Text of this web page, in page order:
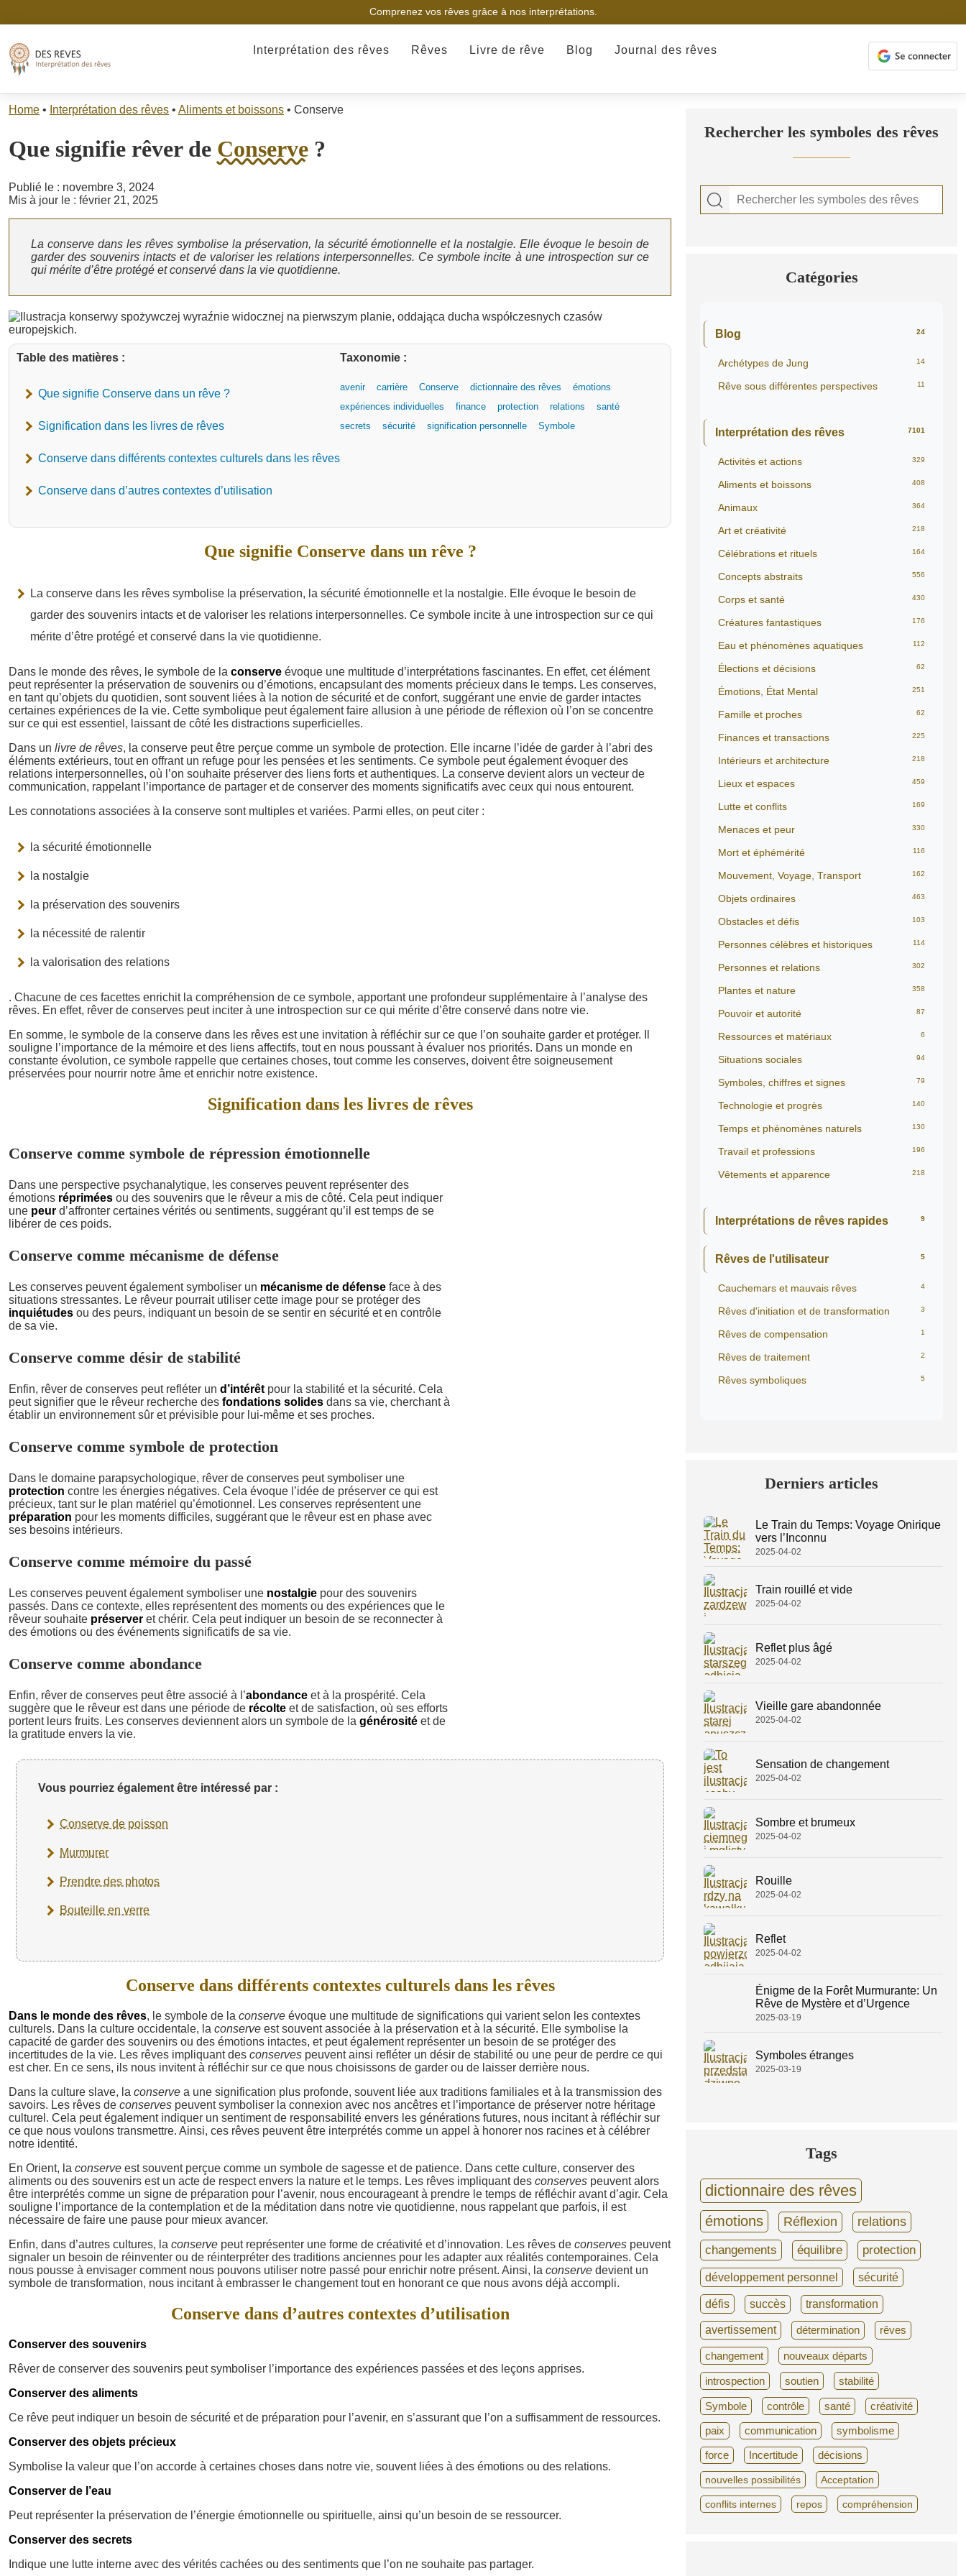
Comprenez vos rêves grâce à nos interprétations.
Interprétation des rêves Rêves Livre de rêve Blog Journal des rêves
Home • Interprétation des rêves • Aliments et boissons • Conserve
Que signifie rêver de Conserve ?
Publié le : novembre 3, 2024
Mis à jour le : février 21, 2025
La conserve dans les rêves symbolise la préservation, la sécurité émotionnelle et la nostalgie. Elle évoque le besoin de
garder des souvenirs intacts et de valoriser les relations interpersonnelles. Ce symbole incite à une introspection sur ce
qui mérite d’être protégé et conservé dans la vie quotidienne.
Table des matières :
Que signifie Conserve dans un rêve ?
Signification dans les livres de rêves
Conserve dans différents contextes culturels dans les rêves
Conserve dans d’autres contextes d’utilisation
Taxonomie :
avenir carrière Conserve dictionnaire des rêves
émotions
expériences individuelles
finance protection relations
santé
secrets
sécurité signification personnelle Symbole
Que signifie Conserve dans un rêve ?
La conserve dans les rêves symbolise la préservation, la sécurité émotionnelle et la nostalgie. Elle évoque le besoin de
garder des souvenirs intacts et de valoriser les relations interpersonnelles. Ce symbole incite à une introspection sur ce qui
mérite d’être protégé et conservé dans la vie quotidienne.
Dans le monde des rêves, le symbole de la conserve évoque une multitude d’interprétations fascinantes. En effet, cet élément
peut représenter la préservation de souvenirs ou d’émotions, encapsulant des moments précieux dans le temps. Les conserves,
en tant qu’objets du quotidien, sont souvent liées à la notion de sécurité et de confort, suggérant une envie de garder intactes
certaines expériences de la vie. Cette symbolique peut également faire allusion à une période de réflexion où l’on se concentre
sur ce qui est essentiel, laissant de côté les distractions superficielles.
Dans un livre de rêves, la conserve peut être perçue comme un symbole de protection. Elle incarne l’idée de garder à l’abri des
éléments extérieurs, tout en offrant un refuge pour les pensées et les sentiments. Ce symbole peut également évoquer des
relations interpersonnelles, où l’on souhaite préserver des liens forts et authentiques. La conserve devient alors un vecteur de
communication, rappelant l’importance de partager et de conserver des moments significatifs avec ceux qui nous entourent.
Les connotations associées à la conserve sont multiples et variées. Parmi elles, on peut citer :
la sécurité émotionnelle
la nostalgie
la préservation des souvenirs
la nécessité de ralentir
la valorisation des relations
. Chacune de ces facettes enrichit la compréhension de ce symbole, apportant une profondeur supplémentaire à l’analyse des
rêves. En effet, rêver de conserves peut inciter à une introspection sur ce qui mérite d’être conservé dans notre vie.
En somme, le symbole de la conserve dans les rêves est une invitation à réfléchir sur ce que l’on souhaite garder et protéger. Il
souligne l’importance de la mémoire et des liens affectifs, tout en nous poussant à évaluer nos priorités. Dans un monde en
constante évolution, ce symbole rappelle que certaines choses, tout comme les conserves, doivent être soigneusement
préservées pour nourrir notre âme et enrichir notre existence.
Signification dans les livres de rêves
Conserve comme symbole de répression émotionnelle
Dans une perspective psychanalytique, les conserves peuvent représenter des
émotions réprimées ou des souvenirs que le rêveur a mis de côté. Cela peut indiquer
une peur d’affronter certaines vérités ou sentiments, suggérant qu’il est temps de se
libérer de ces poids.
Conserve comme mécanisme de défense
Les conserves peuvent également symboliser un mécanisme de défense face à des
situations stressantes. Le rêveur pourrait utiliser cette image pour se protéger des
inquiétudes ou des peurs, indiquant un besoin de se sentir en sécurité et en contrôle
de sa vie.
Conserve comme désir de stabilité
Enfin, rêver de conserves peut refléter un d’intérêt pour la stabilité et la sécurité. Cela
peut signifier que le rêveur recherche des fondations solides dans sa vie, cherchant à
établir un environnement sûr et prévisible pour lui-même et ses proches.
Conserve comme symbole de protection
Dans le domaine parapsychologique, rêver de conserves peut symboliser une
protection contre les énergies négatives. Cela évoque l’idée de préserver ce qui est
précieux, tant sur le plan matériel qu’émotionnel. Les conserves représentent une
préparation pour les moments difficiles, suggérant que le rêveur est en phase avec
ses besoins intérieurs.
Conserve comme mémoire du passé
Les conserves peuvent également symboliser une nostalgie pour des souvenirs
passés. Dans ce contexte, elles représentent des moments ou des expériences que le
rêveur souhaite préserver et chérir. Cela peut indiquer un besoin de se reconnecter à
des émotions ou des événements significatifs de sa vie.
Conserve comme abondance
Enfin, rêver de conserves peut être associé à l’abondance et à la prospérité. Cela
suggère que le rêveur est dans une période de récolte et de satisfaction, où ses efforts
portent leurs fruits. Les conserves deviennent alors un symbole de la générosité et de
la gratitude envers la vie.
Vous pourriez également être intéressé par :
Conserve de poisson
Murmurer
Prendre des photos
Bouteille en verre
Conserve dans différents contextes culturels dans les rêves
Dans le monde des rêves, le symbole de la conserve évoque une multitude de significations qui varient selon les contextes
culturels. Dans la culture occidentale, la conserve est souvent associée à la préservation et à la sécurité. Elle symbolise la
capacité de garder des souvenirs ou des émotions intactes, et peut également représenter un besoin de se protéger des
incertitudes de la vie. Les rêves impliquant des conserves peuvent ainsi refléter un désir de stabilité ou une peur de perdre ce qui
est cher. En ce sens, ils nous invitent à réfléchir sur ce que nous choisissons de garder ou de laisser derrière nous.
Dans la culture slave, la conserve a une signification plus profonde, souvent liée aux traditions familiales et à la transmission des
savoirs. Les rêves de conserves peuvent symboliser la connexion avec nos ancêtres et l’importance de préserver notre héritage
culturel. Cela peut également indiquer un sentiment de responsabilité envers les générations futures, nous incitant à réfléchir sur
ce que nous voulons transmettre. Ainsi, ces rêves peuvent être interprétés comme un appel à honorer nos racines et à célébrer
notre identité.
En Orient, la conserve est souvent perçue comme un symbole de sagesse et de patience. Dans cette culture, conserver des
aliments ou des souvenirs est un acte de respect envers la nature et le temps. Les rêves impliquant des conserves peuvent alors
être interprétés comme un signe de préparation pour l’avenir, nous encourageant à prendre le temps de réfléchir avant d’agir. Cela
souligne l’importance de la contemplation et de la méditation dans notre vie quotidienne, nous rappelant que parfois, il est
nécessaire de faire une pause pour mieux avancer.
Enfin, dans d’autres cultures, la conserve peut représenter une forme de créativité et d’innovation. Les rêves de conserves peuvent
signaler un besoin de réinventer ou de réinterpréter des traditions anciennes pour les adapter aux réalités contemporaines. Cela
nous pousse à envisager comment nous pouvons utiliser notre passé pour enrichir notre présent. Ainsi, la conserve devient un
symbole de transformation, nous incitant à embrasser le changement tout en honorant ce que nous avons déjà accompli.
Conserve dans d’autres contextes d’utilisation
Conserver des souvenirs
Rêver de conserver des souvenirs peut symboliser l’importance des expériences passées et des leçons apprises.
Conserver des aliments
Ce rêve peut indiquer un besoin de sécurité et de préparation pour l’avenir, en s’assurant que l’on a suffisamment de ressources.
Conserver des objets précieux
Symbolise la valeur que l’on accorde à certaines choses dans notre vie, souvent liées à des émotions ou des relations.
Conserver de l’eau
Peut représenter la préservation de l’énergie émotionnelle ou spirituelle, ainsi qu’un besoin de se ressourcer.
Conserver des secrets
Indique une lutte interne avec des vérités cachées ou des sentiments que l’on ne souhaite pas partager.
Rechercher les symboles des rêves
Catégories
Blog 24
Archétypes de Jung 14
Rêve sous différentes perspectives 11
Interprétation des rêves 7101
Activités et actions 329
Aliments et boissons 408
Animaux 364
Art et créativité 218
Célébrations et rituels 164
Concepts abstraits 556
Corps et santé 430
Créatures fantastiques 176
Eau et phénomènes aquatiques 112
Élections et décisions 62
Émotions, État Mental 251
Famille et proches 62
Finances et transactions 225
Intérieurs et architecture 218
Lieux et espaces 459
Lutte et conflits 169
Menaces et peur 330
Mort et éphémérité 116
Mouvement, Voyage, Transport 162
Objets ordinaires 463
Obstacles et défis 103
Personnes célèbres et historiques 114
Personnes et relations 302
Plantes et nature 358
Pouvoir et autorité 87
Ressources et matériaux 6
Situations sociales 94
Symboles, chiffres et signes 79
Technologie et progrès 140
Temps et phénomènes naturels 130
Travail et professions 196
Vêtements et apparence 218
Interprétations de rêves rapides 9
Rêves de l'utilisateur 5
Cauchemars et mauvais rêves 4
Rêves d'initiation et de transformation 3
Rêves de compensation 1
Rêves de traitement 2
Rêves symboliques 5
Derniers articles
Le Train du Temps: Voyage Onirique
vers l’Inconnu
2025-04-02
Train rouillé et vide
2025-04-02
Reflet plus âgé
2025-04-02
Vieille gare abandonnée
2025-04-02
Sensation de changement
2025-04-02
Sombre et brumeux
2025-04-02
Rouille
2025-04-02
Reflet
2025-04-02
Énigme de la Forêt Murmurante: Un
Rêve de Mystère et d’Urgence
2025-03-19
Symboles étranges
2025-03-19
Tags
dictionnaire des rêves
émotions Réflexion
relations
changements
équilibre protection
développement personnel sécurité
défis succès transformation
avertissement détermination rêves
changement nouveaux départs
introspection soutien stabilité
Symbole contrôle santé créativité
paix communication symbolisme
force Incertitude décisions
nouvelles possibilités Acceptation
conflits internes repos compréhension